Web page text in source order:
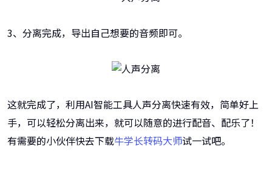
3、分离完成，导出自己想要的音频即可。
这就完成了，利用AI智能工具人声分离快速有效，简单好上
手，可以轻松分离出来，就可以随意的进行配音、配乐了！
有需要的小伙伴快去下载牛学长转码大师试一试吧。